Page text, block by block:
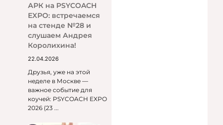
АРК на PSYCOACH
EXPO: встречаемся
на стенде №28 и
слушаем Андрея
Королихина!
22.04.2026
Друзья, уже на этой
неделе в Москве —
важное событие для
коучей: PSYCOACH EXPO
2026 (23 ...